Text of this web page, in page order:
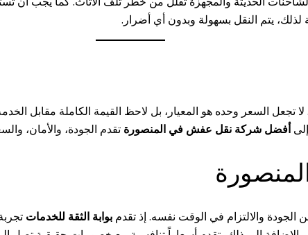
لذلك، يتم النقل بسهولة وبدون أي أضرار.
لا تجعل السعر وحده هو المعيار، بل لاحظ القيمة الكاملة مقابل
أفضل شركة نقل عفش في المنصورة تقدم الجودة، والأمان،
الجودة والالتزام في الوقت نفسه. إذ تقدم بوابة الثقة للخدمات